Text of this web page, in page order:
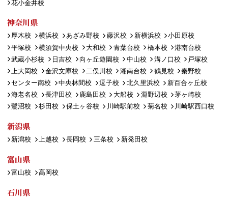
花小金井校
神奈川県
厚木校 横浜校 あざみ野校 藤沢校 新横浜校
小田原校
平塚校
横須賀中央校 大和校 青葉台校 橋本校
港南台校
武蔵小杉校
日吉校 向ヶ丘遊園校 中山校 溝ノ口校
戸塚校
上大岡校
金沢文庫校 二俣川校 湘南台校 鶴見校
秦野校
センター南校
中央林間校 逗子校 北久里浜校
新百合ヶ丘校
海老名校
長津田校 鹿島田校 大船校 淵野辺校
茅ヶ崎校
鷺沼校
杉田校 保土ヶ谷校 川崎駅前校 菊名校 川崎駅西口校
新潟県
新潟校 上越校 長岡校 三条校 新発田校
富山県
富山校 高岡校
石川県